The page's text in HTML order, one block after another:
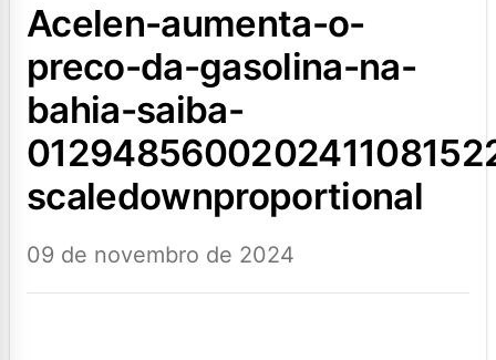
acelen-aumenta-o-
preco-da-gasolina-na-
bahia-saiba-
scaledownproportional
09 de novembro de 2024